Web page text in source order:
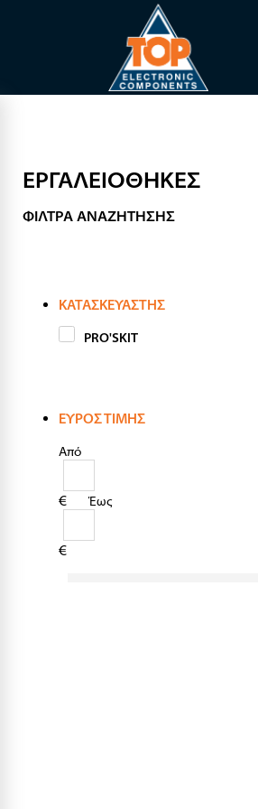
ΕΡΓΑΛΕΙΟΘΗΚΕΣ
ΦΊΛΤΡΑ ΑΝΑΖΉΤΗΣΗΣ
ΚΑΤΑΣΚΕΥΑΣΤΉΣ
PRO'SKIT
ΕΎΡΟΣ ΤΙΜΉΣ
Από
€ Έως
€